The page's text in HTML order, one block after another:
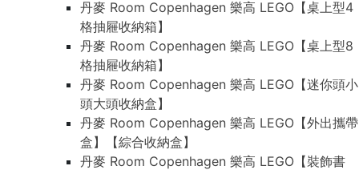
丹麥 Room Copenhagen 樂高 LEGO【桌上型4
格抽屜收納箱】
丹麥 Room Copenhagen 樂高 LEGO【桌上型8
格抽屜收納箱】
丹麥 Room Copenhagen 樂高 LEGO【迷你頭小
頭大頭收納盒】
丹麥 Room Copenhagen 樂高 LEGO【外出攜帶
盒】【綜合收納盒】
丹麥 Room Copenhagen 樂高 LEGO【裝飾書